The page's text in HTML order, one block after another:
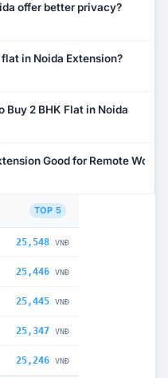
offer better privacy?
in Noida Extension?
Buy 2 BHK Flat in Noida
Good for Remote Work?
TOP 5
25,548 VNĐ
25,446 VNĐ
25,445 VNĐ
25,347 VNĐ
25,246 VNĐ